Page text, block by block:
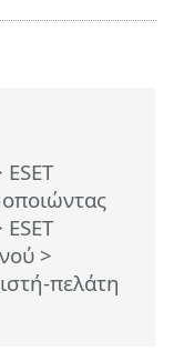
ESET
ESET
>
πελάτη